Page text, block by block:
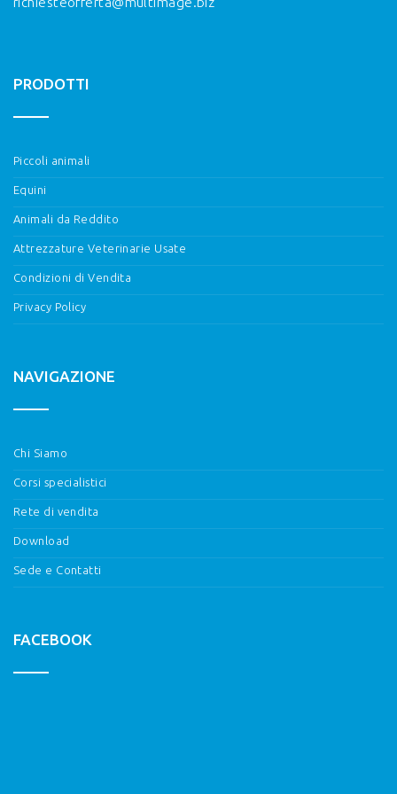
PRODOTTI
Piccoli animali
Equini
Animali da Reddito
Attrezzature Veterinarie Usate
Condizioni di Vendita
Privacy Policy
NAVIGAZIONE
Chi Siamo
Corsi specialistici
Rete di vendita
Download
Sede e Contatti
FACEBOOK